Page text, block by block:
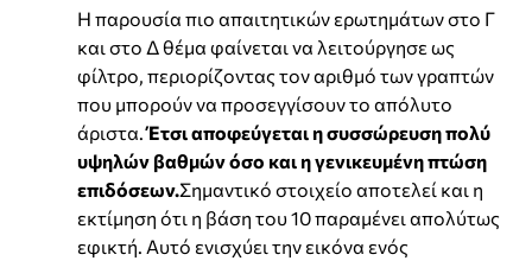
Η παρουσία πιο απαιτητικών ερωτημάτων στο Γ
και στο Δ θέμα φαίνεται να λειτούργησε ως
φίλτρο, περιορίζοντας τον αριθμό των γραπτών
που μπορούν να προσεγγίσουν το απόλυτο
άριστα.Έτσι αποφεύγεται η συσσώρευση πολύ
υψηλών βαθμών όσο και η γενικευμένη πτώση
επιδόσεων.Σημαντικό στοιχείο αποτελεί και η
εκτίμηση ότι η βάση του 10 παραμένει απολύτως
εφικτή. Αυτό ενισχύει την εικόνα ενός